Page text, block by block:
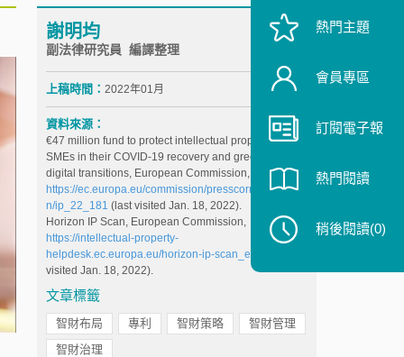
謝明均
副法律研究員 編譯整理
上稿時間： 2022年01月
資料來源：
€47 million fund to protect intellectual property of EU
SMEs in their COVID-19 recovery and green and
digital transitions, European Commission,
https://ec.europa.eu/commission/presscorner/detail/e
n/ip_22_181 (last visited Jan. 18, 2022).
Horizon IP Scan, European Commission,
https://intellectual-property-
helpdesk.ec.europa.eu/horizon-ip-scan_en
visited Jan. 18, 2022).
文章標籤
智財布局 專利 智財策略
智財管理
智財治理
熱門主題
會員專區
訂閱電子報
熱門閱讀
稍後閱讀(0)